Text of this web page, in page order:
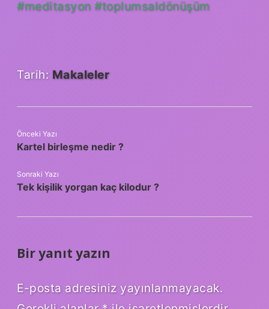
#meditasyon #toplumsaldönüşüm
Tarih: Makaleler
Önceki Yazı
Kartel birleşme nedir ?
Sonraki Yazı
Tek kişilik yorgan kaç kilodur ?
Bir yanıt yazın
E-posta adresiniz yayınlanmayacak.